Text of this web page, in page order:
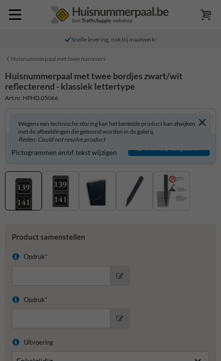
Snelle levering, ook bij maatwerk!
Huisnummerpaal met twee nummers
Huisnummerpaal met twee bordjes zwart/wit
reflecterend - klassiek lettertype
Art.nr. HPHD.05066
Wegens een technische storing kan het bestelde product kan afwijken
met de afbeeldingen die getoond worden in de galerij.
Reden: Could not resolve product
Product zelf aanpassen?
Pictogrammen en/of tekst wijzigen
Ontwerp aanpassen
Product samenstellen
Opdruk*
Opdruk*
Uitvoering